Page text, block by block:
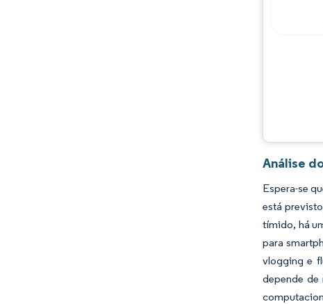
Análise
Espera-se
está
tímido, há
para
vlogging e
depende